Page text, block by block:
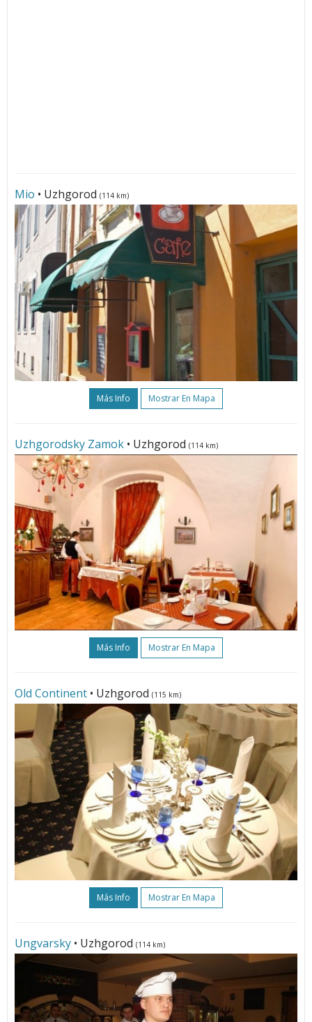
Mio • Uzhgorod (114 km)
Más Info Mostrar En Mapa
Uzhgorodsky Zamok • Uzhgorod (114 km)
Más Info Mostrar En Mapa
Old Continent • Uzhgorod (115 km)
Más Info Mostrar En Mapa
Ungvarsky • Uzhgorod (114 km)